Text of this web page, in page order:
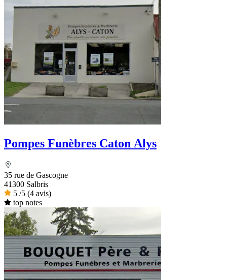
Pompes Funèbres Caton Alys
35 rue de Gascogne
41300 Salbris
5 /5 (4 avis)
top notes